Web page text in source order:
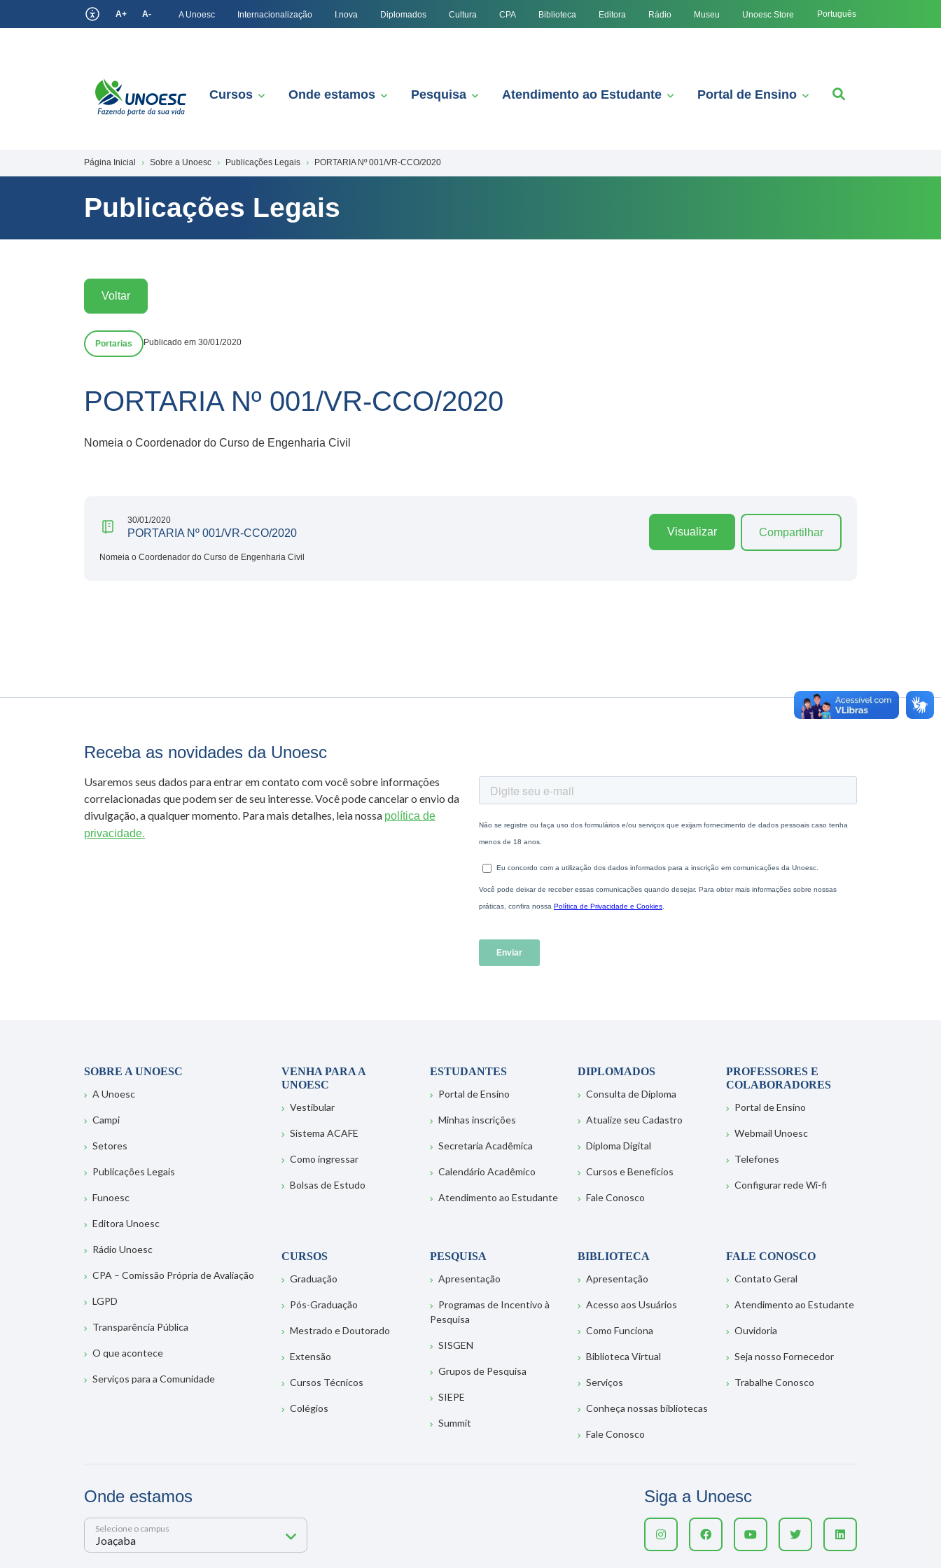
A+ A- A Unoesc Internacionalização I.nova Diplomados Cultura CPA Biblioteca Editora Rádio Museu Unoesc Store Português
Cursos Onde estamos Pesquisa Atendimento ao Estudante Portal de Ensino
Página Inicial Sobre a Unoesc Publicações Legais PORTARIA Nº 001/VR-CCO/2020
Publicações Legais
Voltar
Portarias Publicado em 30/01/2020
PORTARIA Nº 001/VR-CCO/2020
Nomeia o Coordenador do Curso de Engenharia Civil
30/01/2020
PORTARIA Nº 001/VR-CCO/2020
Nomeia o Coordenador do Curso de Engenharia Civil
Visualizar Compartilhar
Receba as novidades da Unoesc
Usaremos seus dados para entrar em contato com você sobre informações
correlacionadas que podem ser de seu interesse. Você pode cancelar o envio da
divulgação, a qualquer momento. Para mais detalhes, leia nossa política de
privacidade.
SOBRE A UNOESC
A Unoesc
Campi
Setores
Publicações Legais
Funoesc
Editora Unoesc
Rádio Unoesc
CPA – Comissão Própria de Avaliação
LGPD
Transparência Pública
O que acontece
Serviços para a Comunidade
VENHA PARA A
UNOESC
Vestibular
Sistema ACAFE
Como ingressar
Bolsas de Estudo
ESTUDANTES
Portal de Ensino
Minhas inscrições
Secretaria Acadêmica
Calendário Acadêmico
Atendimento ao Estudante
DIPLOMADOS
Consulta de Diploma
Atualize seu Cadastro
Diploma Digital
Cursos e Benefícios
Fale Conosco
PROFESSORES E
COLABORADORES
Portal de Ensino
Webmail Unoesc
Telefones
Configurar rede Wi-fi
CURSOS
Graduação
Pós-Graduação
Mestrado e Doutorado
Extensão
Cursos Técnicos
Colégios
PESQUISA
Apresentação
Programas de Incentivo à
Pesquisa
SISGEN
Grupos de Pesquisa
SIEPE
Summit
BIBLIOTECA
Apresentação
Acesso aos Usuários
Como Funciona
Biblioteca Virtual
Serviços
Conheça nossas bibliotecas
Fale Conosco
FALE CONOSCO
Contato Geral
Atendimento ao Estudante
Ouvidoria
Seja nosso Fornecedor
Trabalhe Conosco
Onde estamos
Selecione o campus
Siga a Unoesc